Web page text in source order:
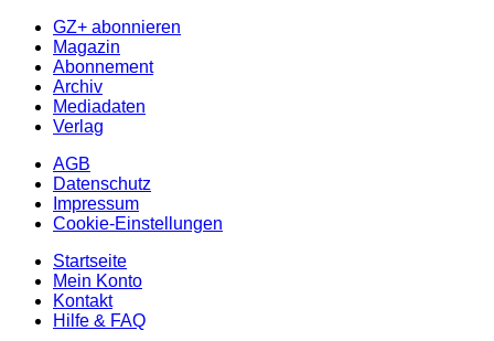
GZ+ abonnieren
Magazin
Abonnement
Archiv
Mediadaten
Verlag
AGB
Datenschutz
Impressum
Cookie-Einstellungen
Startseite
Mein Konto
Kontakt
Hilfe & FAQ